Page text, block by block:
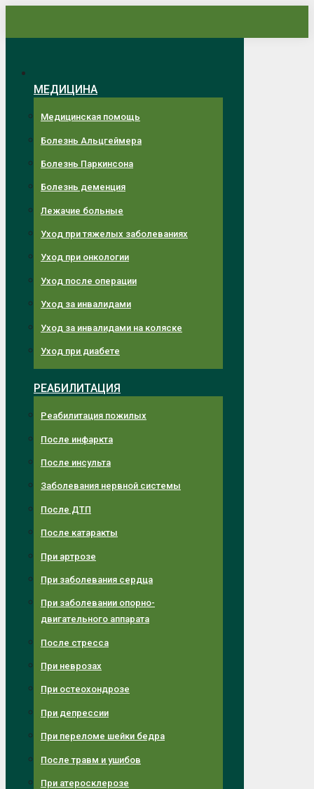
МЕДИЦИНА
Медицинская помощь
Болезнь Альцгеймера
Болезнь Паркинсона
Болезнь деменция
Лежачие больные
Уход при тяжелых заболеваниях
Уход при онкологии
Уход после операции
Уход за инвалидами
Уход за инвалидами на коляске
Уход при диабете
РЕАБИЛИТАЦИЯ
Реабилитация пожилых
После инфаркта
После инсульта
Заболевания нервной системы
После ДТП
После катаракты
При артрозе
При заболевания сердца
При заболевании опорно-
двигательного аппарата
После стресса
При неврозах
При остеохондрозе
При депрессии
При переломе шейки бедра
После травм и ушибов
При атеросклерозе